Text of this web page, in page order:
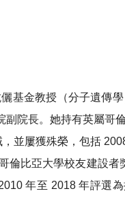
基金教授（分子遺傳
院長。她持有英屬哥
並屢獲殊榮，包括
比亞大學校友建設
年至 2018 年評選